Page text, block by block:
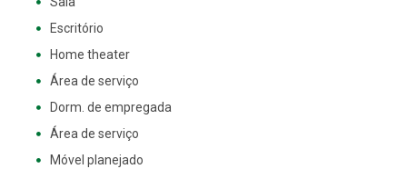
Escritório
Home theater
Área de serviço
Dorm. de empregada
Área de serviço
Móvel planejado